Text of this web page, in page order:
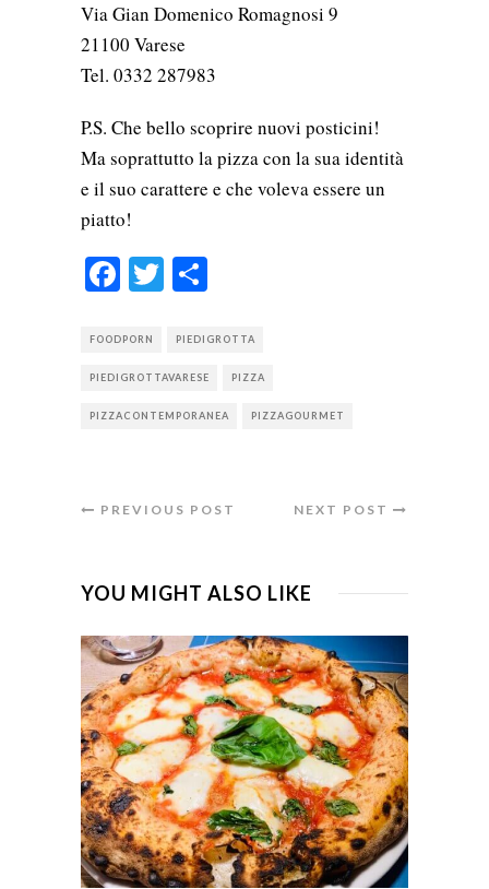
Via Gian Domenico Romagnosi 9
21100 Varese
Tel. 0332 287983
P.S. Che bello scoprire nuovi posticini!
Ma soprattutto la pizza con la sua identità
e il suo carattere e che voleva essere un
piatto!
Facebook
Twitter
FOODPORN PIEDIGROTTA
PIEDIGROTTAVARESE PIZZA
PIZZACONTEMPORANEA PIZZAGOURMET
PREVIOUS POST NEXT POST
YOU MIGHT ALSO LIKE